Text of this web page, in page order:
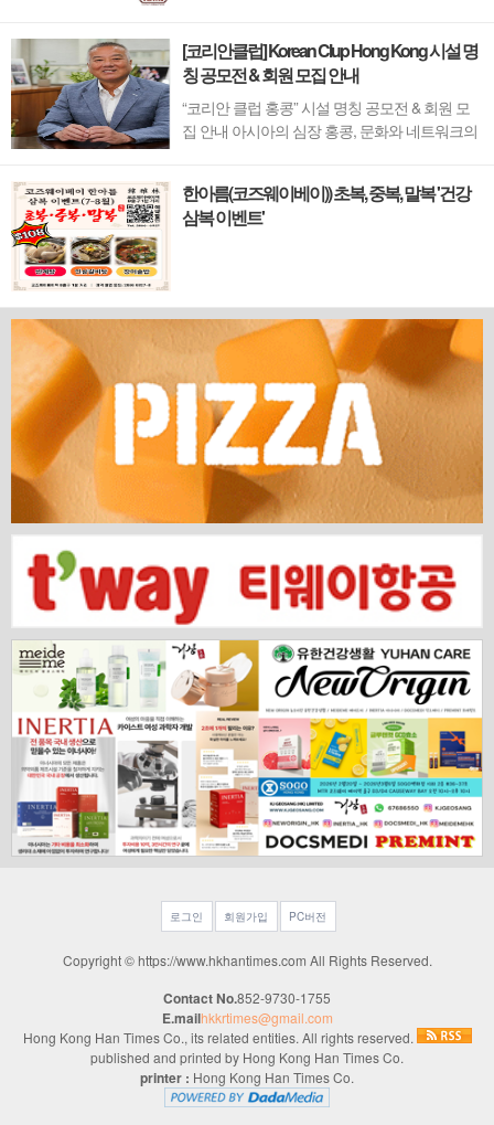
[코리안클럽] Korean Clup Hong Kong 시설 명
칭 공모전 & 회원 모집 안내
“코리안 클럽 홍콩” 시설 명칭 공모전 & 회원 모
집 안내 아시아의 심장 홍콩, 문화와 네트워크의
홍콩. 이 역동적인 글로벌 허브의 중심에서 한국
의 깊이 있는 문화유산과 세계적 감각을 잇는 새
한아름(코즈웨이베이)) 초복, 중복, 말복 '건강
삼복 이벤트'
로그인 회원가입 PC버전
Copyright © https://www.hkhantimes.com All Rights Reserved.
Contact No.852-9730-1755
E.mailhkkrtimes@gmail.com
Hong Kong Han Times Co., its related entities. All rights reserved.
published and printed by Hong Kong Han Times Co.
printer : Hong Kong Han Times Co.